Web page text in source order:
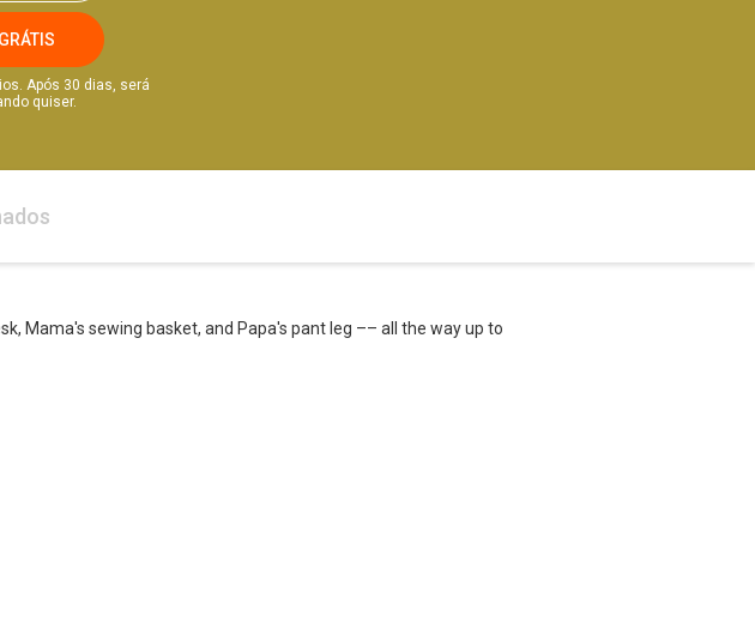
Após 30 dias, será
quiser.
Mama's sewing basket, and Papa's pant leg –– all the way up to